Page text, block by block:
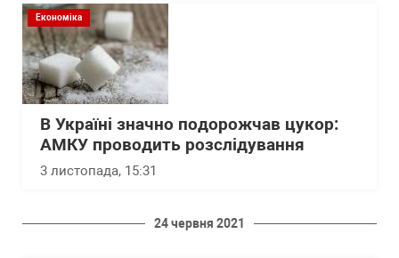
Економіка
В Україні значно подорожчав цукор:
АМКУ проводить розслідування
3 листопада, 15:31
24 червня 2021